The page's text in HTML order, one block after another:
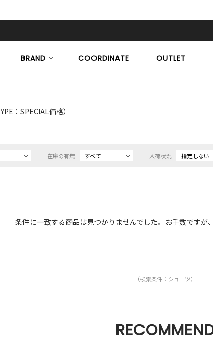
BRAND COORDINATE OUTLET
：SPECIAL価格）
在庫の有無 すべて 入荷状況 指定しない
条件に一致する商品は見つかりませんでした。お手数ですが
（検索条件：ショーツ）